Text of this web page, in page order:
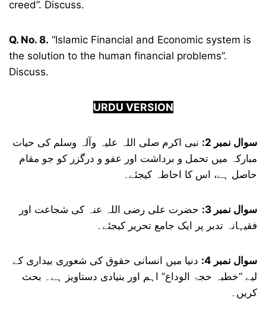
creed”. Discuss.
Q. No. 8. “Islamic Financial and Economic system is
the solution to the human financial problems”.
Discuss.
URDU VERSION
سوال نمبر 2:
نبی اکرم صلی اللہ علیہ وآلہ وسلم کی حیات
مبارکہ میں تحمل و برداشت اور عفو و درگزر کو جو مقام
حاصل ہے، اس کا احاطہ کیجئے۔
سوال نمبر 3:
حضرت علی رضی اللہ عنہ کی شجاعت اور
فقیہانہ تدبر پر ایک جامع تحریر کیجئے۔
سوال نمبر 4:
دنیا میں انسانی حقوق کی شعوری بیداری کے
لیے “خطبہ حجۃ الوداع” اہم اور بنیادی دستاویز ہے۔ بحث
کریں۔